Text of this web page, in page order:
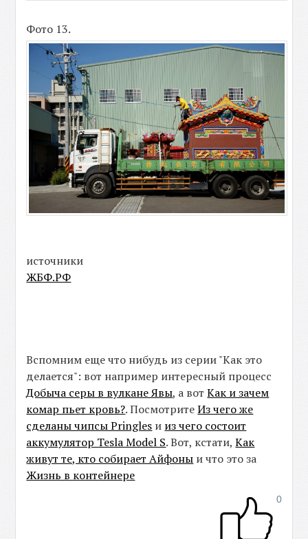
Фото 13.
источники
ЖБФ.РФ
Вспомним еще что нибудь из серии "Как это
делается": вот например интересный процесс
Добыча серы в вулкане Явы, а вотКак и зачем
комар пьет кровь?. ПосмотритеИз чего же
сделаны чипсы Pringles и из чего состоит
аккумулятор Tesla Model S. Вот, кстати,Как
живут те, кто собирает Айфоны и что это за
Жизнь в контейнере
0